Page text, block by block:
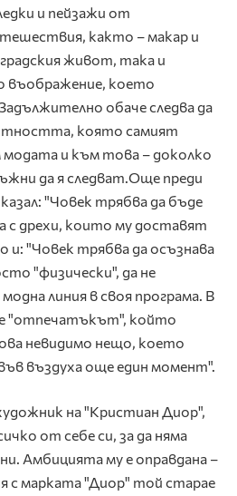
и пейзажи от
както – макар и
живот, така и
въображение, което
обаче следва да
която самият
модата и към това – доколко
да я следват.Още преди
"Човек трябва да бъде
с дрехи, които му доставят
и: "Човек трябва да осъзнава
"физически", да не
линия в своя програма. В
"отпечатъкът", който
невидимо нещо, което
въздуха още един момент".
на "Кристиан Диор",
от себе си, за да няма
Амбицията му е оправдана –
с марката "Диор" той старае